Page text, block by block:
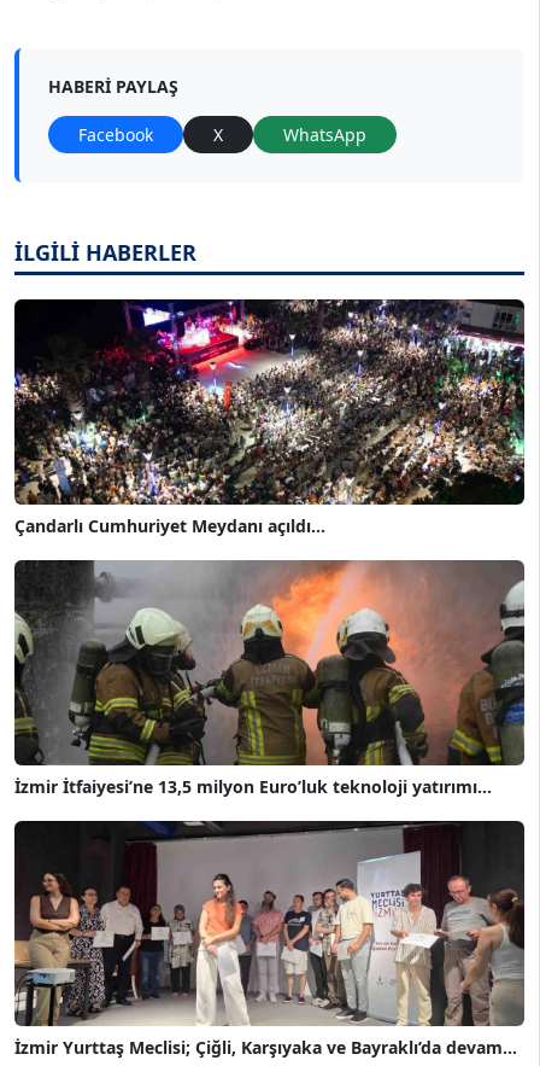
HABERI PAYLAŞ
Facebook X WhatsApp
İLGİLİ HABERLER
Çandarlı Cumhuriyet Meydanı açıldı...
İzmir İtfaiyesi’ne 13,5 milyon Euro’luk teknoloji yatırımı...
İzmir Yurttaş Meclisi; Çiğli, Karşıyaka ve Bayraklı’da devam...